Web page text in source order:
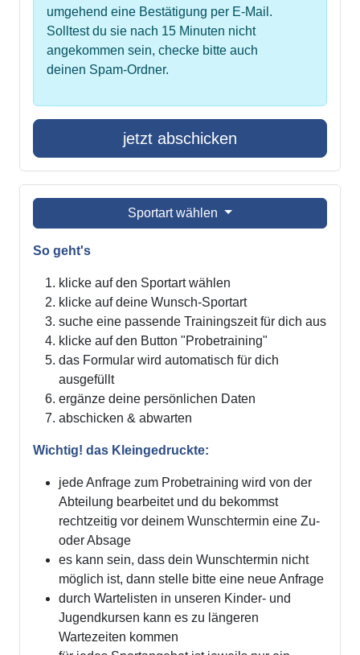
umgehend eine Bestätigung per E-Mail.
Solltest du sie nach 15 Minuten nicht
angekommen sein, checke bitte auch
deinen Spam-Ordner.
jetzt abschicken
Sportart wählen
So geht's
klicke auf den Sportart wählen
klicke auf deine Wunsch-Sportart
suche eine passende Trainingszeit für dich aus
klicke auf den Button "Probetraining"
das Formular wird automatisch für dich
ausgefüllt
ergänze deine persönlichen Daten
abschicken & abwarten
Wichtig! das Kleingedruckte:
jede Anfrage zum Probetraining wird von der
Abteilung bearbeitet und du bekommst
rechtzeitig vor deinem Wunschtermin eine Zu-
oder Absage
es kann sein, dass dein Wunschtermin nicht
möglich ist, dann stelle bitte eine neue Anfrage
durch Wartelisten in unseren Kinder- und
Jugendkursen kann es zu längeren
Wartezeiten kommen